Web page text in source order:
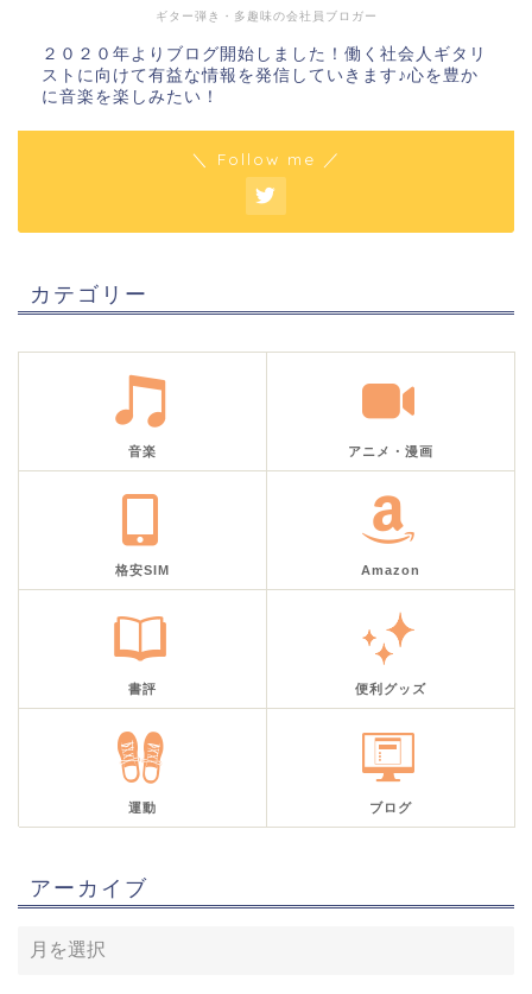
ギター弾き・多趣味の会社員ブロガー
２０２０年よりブログ開始しました！働く社会人ギタリ
ストに向けて有益な情報を発信していきます♪心を豊か
に音楽を楽しみたい！
＼ Follow me ／
カテゴリー
音楽 アニメ・漫画
格安SIM Amazon
書評 便利グッズ
運動 ブログ
アーカイブ